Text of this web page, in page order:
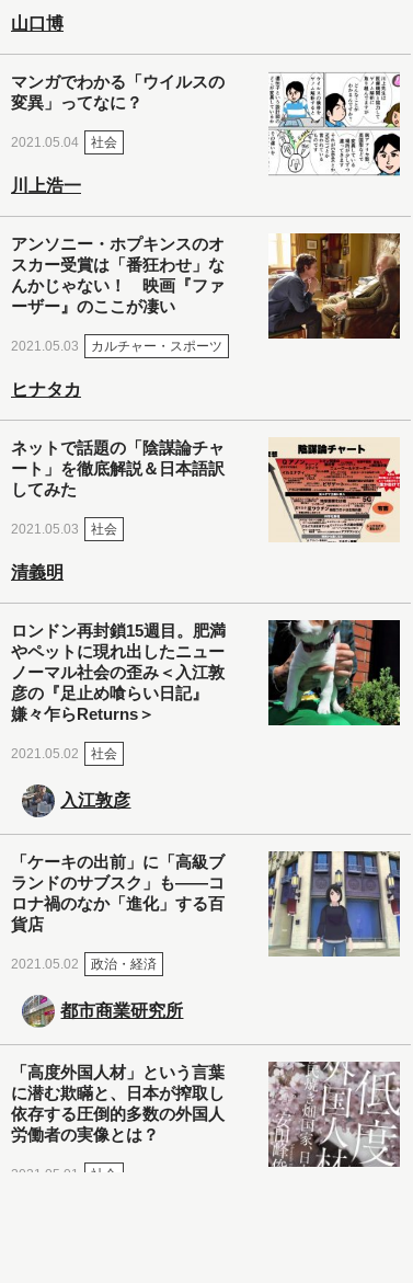
山口博
マンガでわかる「ウイルスの
変異」ってなに？
2021.05.04 社会
川上浩一
アンソニー・ホプキンスのオ
スカー受賞は「番狂わせ」な
んかじゃない！ 映画『ファ
ーザー』のここが凄い
2021.05.03 カルチャー・スポーツ
ヒナタカ
ネットで話題の「陰謀論チャ
ート」を徹底解説＆日本語訳
してみた
2021.05.03 社会
清義明
ロンドン再封鎖15週目。肥満
やペットに現れ出したニュー
ノーマル社会の歪み＜入江敦
彦の『足止め喰らい日記』
嫌々乍らReturns＞
2021.05.02 社会
入江敦彦
「ケーキの出前」に「高級ブ
ランドのサブスク」も――コ
ロナ禍のなか「進化」する百
貨店
2021.05.02 政治・経済
都市商業研究所
「高度外国人材」という言葉
に潜む欺瞞と、日本が搾取し
依存する圧倒的多数の外国人
労働者の実像とは？
2021.05.01 社会